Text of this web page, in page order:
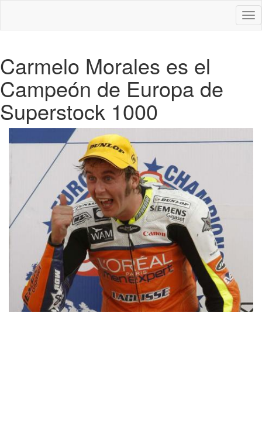
Carmelo Morales es el
Campeón de Europa de
Superstock 1000